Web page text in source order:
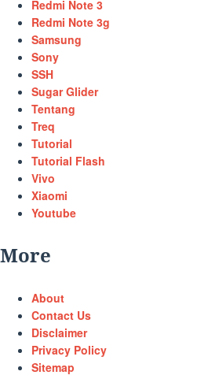
Redmi Note 3
Redmi Note 3g
Samsung
Sony
SSH
Sugar Glider
Tentang
Treq
Tutorial
Tutorial Flash
Vivo
Xiaomi
Youtube
More
About
Contact Us
Disclaimer
Privacy Policy
Sitemap